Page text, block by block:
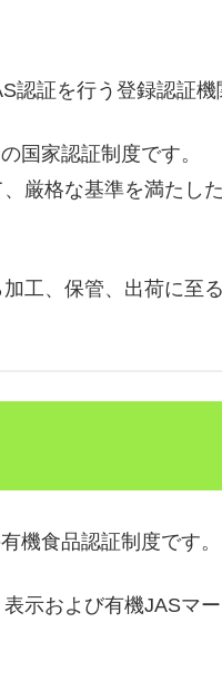
証を行う登録認証機
国家認証制度です。
厳格な基準を満たし
工、保管、出荷に至
機食品認証制度です。
示および有機JASマ